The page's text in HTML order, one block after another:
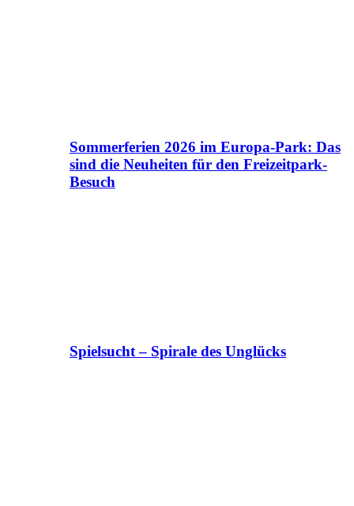
Sommerferien 2026 im Europa-Park: Das
sind die Neuheiten für den Freizeitpark-
Besuch
Spielsucht – Spirale des Unglücks